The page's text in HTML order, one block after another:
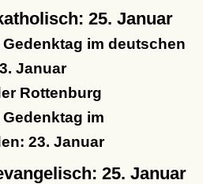
25. Januar
im deutschen
Januar
Rottenburg
im
23. Januar
25. Januar